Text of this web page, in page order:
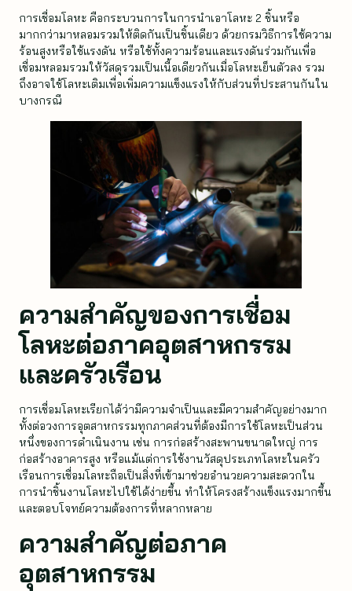
การเชื่อมโลหะ คือกระบวนการในการนำเอาโลหะ 2 ชิ้นหรือ
มากกว่ามาหลอมรวมให้ติดกันเป็นชิ้นเดียว ด้วยกรมวิธีการใช้ความ
ร้อนสูงหรือใช้แรงดัน หรือใช้ทั้งความร้อนและแรงดันร่วมกันเพื่อ
เชื่อมหลอมรวมให้วัสดุรวมเป็นเนื้อเดียวกันเมื่อโลหะเย็นตัวลง รวม
ถึงอาจใช้โลหะเติมเพื่อเพิ่มความแข็งแรงให้กับส่วนที่ประสานกันใน
บางกรณี
ความสำคัญของการเชื่อม
โลหะต่อภาคอุตสาหกรรม
และครัวเรือน
การเชื่อมโลหะเรียกได้ว่ามีความจำเป็นและมีความสำคัญอย่างมาก
ทั้งต่อวงการอุตสาหกรรมทุกภาคส่วนที่ต้องมีการใช้โลหะเป็นส่วน
หนึ่งของการดำเนินงาน เช่น การก่อสร้างสะพานขนาดใหญ่ การ
ก่อสร้างอาคารสูง หรือแม้แต่การใช้งานวัสดุประเภทโลหะในครัว
เรือนการเชื่อมโลหะถือเป็นสิ่งที่เข้ามาช่วยอำนวยความสะดวกใน
การนำชิ้นงานโลหะไปใช้ได้ง่ายขึ้น ทำให้โครงสร้างแข็งแรงมากขึ้น
และตอบโจทย์ความต้องการที่หลากหลาย
ความสำคัญต่อภาค
อุตสาหกรรม